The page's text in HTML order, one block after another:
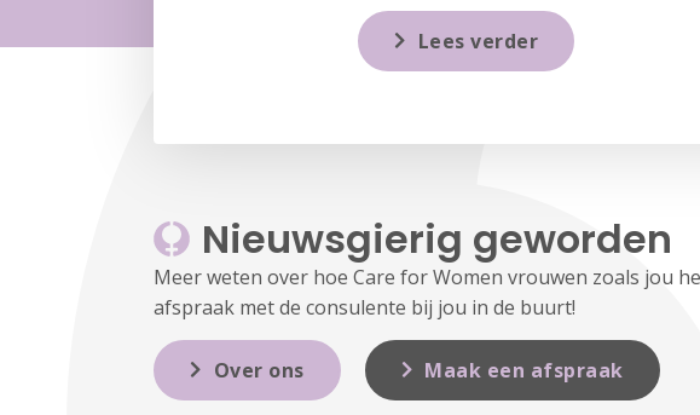
Lees verder
Nieuwsgierig geworden
Meer weten over hoe Care for Women vrouwen zoals jou
afspraak met de consulente bij jou in de buurt!
Over ons Maak een afspraak